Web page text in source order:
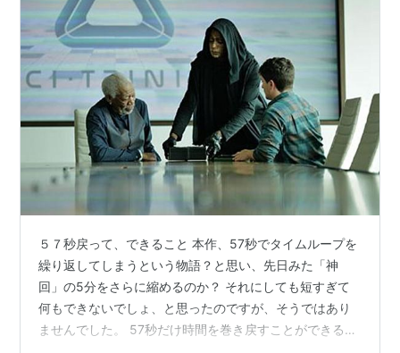
５７秒戻って、できること 本作、57秒でタイムループを
繰り返してしまうという物語？と思い、先日みた「神
回」の5分をさらに縮めるのか？ それにしても短すぎて
何もできないでしょ、と思ったのですが、そうではあり
ませんでした。 57秒だけ時間を巻き戻すことができる、